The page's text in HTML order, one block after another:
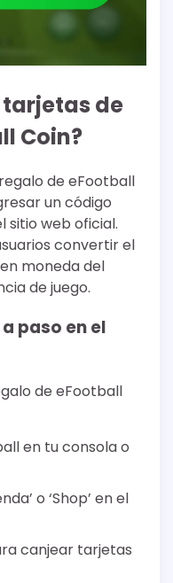
de
Coin?
de eFootball
un código
sitio web oficial.
convertir el
moneda del
de juego.
paso en el
de eFootball
en tu consola o
o ‘Shop’ en el
canjear tarjetas